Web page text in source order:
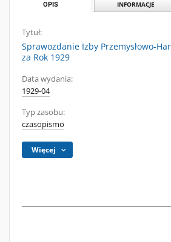
OPIS INFORMACJE
Tytuł:
Sprawozdanie Izby Przemysłowo-
za Rok 1929
Data wydania:
1929-04
Typ zasobu:
czasopismo
Więcej